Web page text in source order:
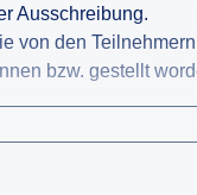
Ausschreibung.
von den
bzw. gestellt